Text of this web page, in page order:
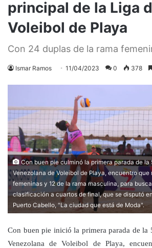
principal de la Liga
Voleibol de Playa
Con 24 duplas de la rama
Ismar Ramos 11/04/2023 0 378
Con buen pie culminó la primera parada de la
Venezolana de Voleibol de Playa, encuentro que
femeninas y 12 de la rama masculina, para
clasificación a cuartos de final, que se disputó
Puerto Cabello, "La ciudad que está de Moda".
Con buen pie inició la primera parada de la
Venezolana de Voleibol de Playa,